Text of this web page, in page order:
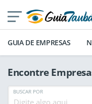
GUIA DE EMPRESAS
Encontre
BUSCAR POR